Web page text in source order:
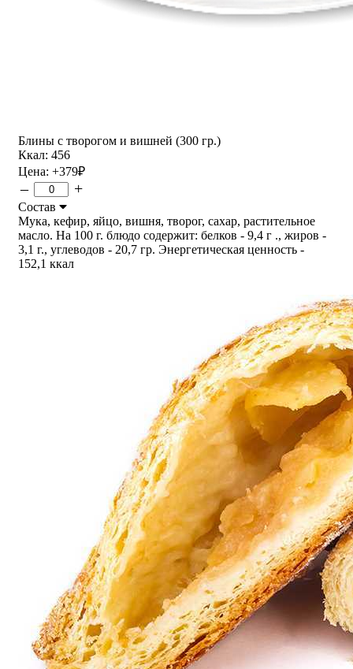
Блины с творогом и вишней (300 гр.)
Ккал: 456
Цена: +379₽
– +
Состав
Мука, кефир, яйцо, вишня, творог, сахар, растительное
масло. На 100 г. блюдо содержит: белков - 9,4 г ., жиров -
3,1 г., углеводов - 20,7 гр. Энергетическая ценность -
152,1 ккал